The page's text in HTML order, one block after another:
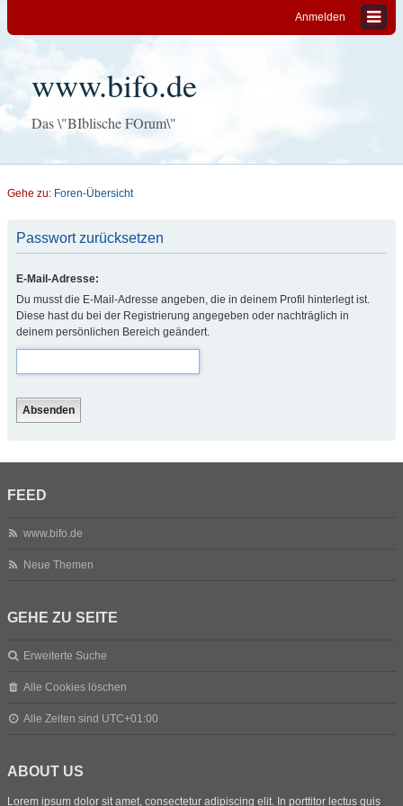
Anmelden
www.bifo.de
Das \"BIblische FOrum\"
Gehe zu: Foren-Übersicht
Passwort zurücksetzen
E-Mail-Adresse:
Du musst die E-Mail-Adresse angeben, die in deinem Profil hinterlegt ist.
Diese hast du bei der Registrierung angegeben oder nachträglich in
deinem persönlichen Bereich geändert.
FEED
www.bifo.de
Neue Themen
GEHE ZU SEITE
Erweiterte Suche
Alle Cookies löschen
Alle Zeiten sind UTC+01:00
ABOUT US
Lorem ipsum dolor sit amet, consectetur adipiscing elit. In porttitor lectus quis